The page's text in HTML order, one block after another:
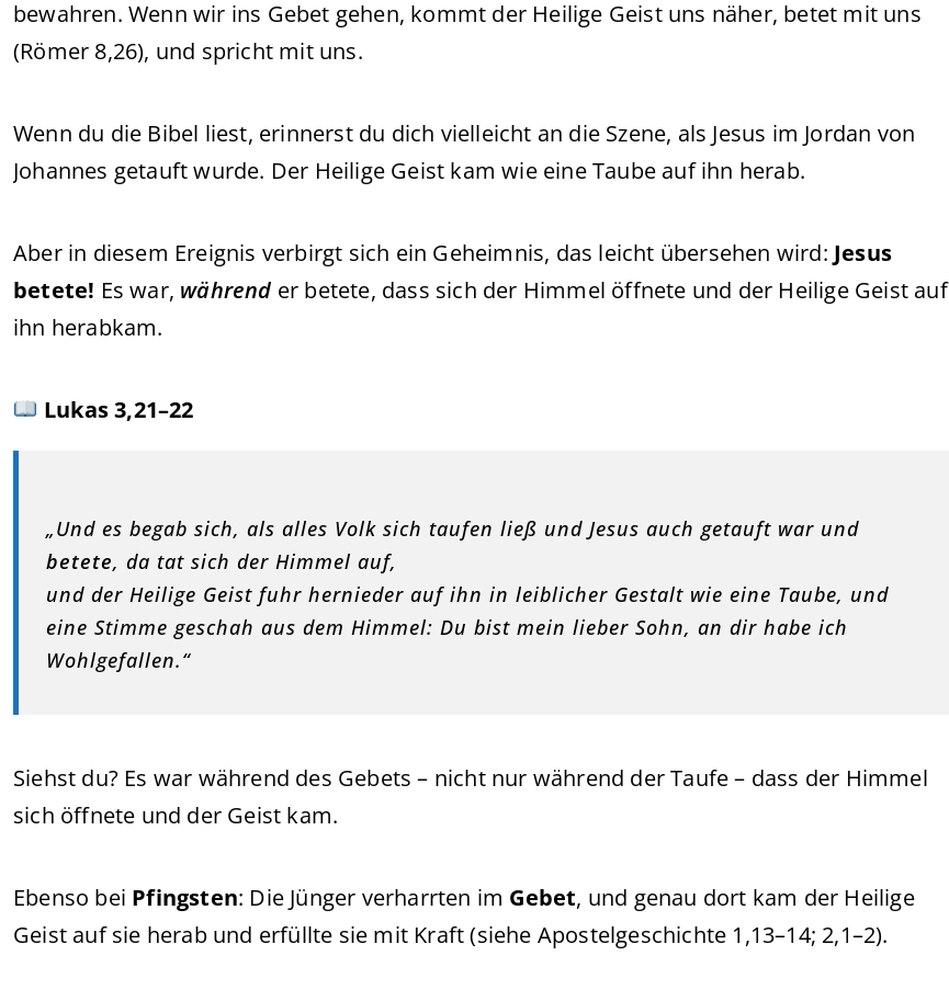
bewahren. Wenn wir ins Gebet gehen, kommt der Heilige Geist uns näher, betet mit uns
(Römer 8,26), und spricht mit uns.
Wenn du die Bibel liest, erinnerst du dich vielleicht an die Szene, als Jesus im Jordan von
Johannes getauft wurde. Der Heilige Geist kam wie eine Taube auf ihn herab.
Aber in diesem Ereignis verbirgt sich ein Geheimnis, das leicht übersehen wird: Jesus
betete! Es war, während er betete, dass sich der Himmel öffnete und der Heilige Geist auf
ihn herabkam.
Lukas 3,21–22
„Und es begab sich, als alles Volk sich taufen ließ und Jesus auch getauft war und
betete, da tat sich der Himmel auf,
und der Heilige Geist fuhr hernieder auf ihn in leiblicher Gestalt wie eine Taube, und
eine Stimme geschah aus dem Himmel: Du bist mein lieber Sohn, an dir habe ich
Wohlgefallen.“
Siehst du? Es war während des Gebets – nicht nur während der Taufe – dass der Himmel
sich öffnete und der Geist kam.
Ebenso bei Pfingsten: Die Jünger verharrten im Gebet, und genau dort kam der Heilige
Geist auf sie herab und erfüllte sie mit Kraft (siehe Apostelgeschichte 1,13–14; 2,1–2).